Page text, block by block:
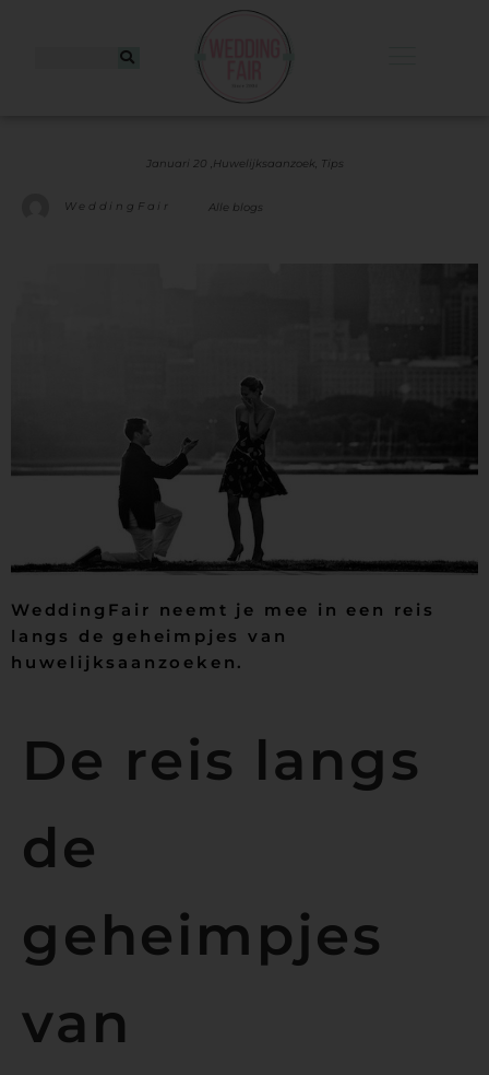
Januari 20 ,Huwelijksaanzoek, Tips
WeddingFair Alle blogs
WeddingFair neemt je mee in een reis
langs de geheimpjes van
huwelijksaanzoeken.
De reis langs
de
geheimpjes
van